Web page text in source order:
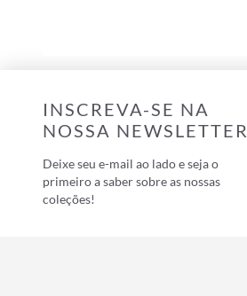
INSCREVA-SE NA
NOSSA NEWSLETTER
Deixe seu e-mail ao lado e seja o
primeiro a saber sobre as nossas
coleções!